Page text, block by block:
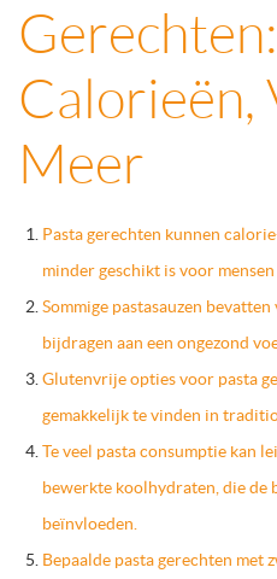
Gerechten:
Calorieën,
Meer
Pasta gerechten kunnen
minder geschikt is voor
Sommige pastasauzen
bijdragen aan een ongezond
Glutenvrije opties voor pasta
gemakkelijk te vinden in
Te veel pasta consumptie kan
bewerkte koolhydraten, die de
beïnvloeden.
Bepaalde pasta gerechten met